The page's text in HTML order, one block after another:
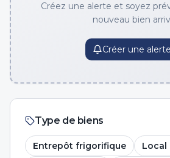
Créez une alerte et soyez
nouveau bien
Créer une alerte
Type de biens
Entrepôt frigorifique
Local